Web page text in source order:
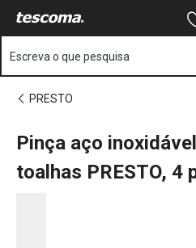
Está na página Pinça aço
Saltar para o
Saltar para a
Saltar para a
Escreva o que pesquisa
PRESTO
Pinça aço
toalhas PRESTO, 4